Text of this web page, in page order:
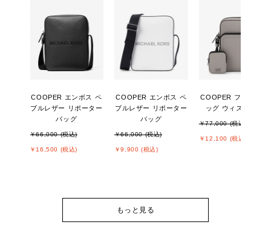
COOPER エンボス ペ
ブルレザー リポーター
バッグ
￥66,000 (税込)
￥16,500 (税込)
COOPER エンボス ペ
ブルレザー リポーター
バッグ
￥66,000 (税込)
￥9,900 (税込)
COOPER フライト バ
ッグ ウィズ ポーチ
￥77,000 (税込)
￥12,100 (税込)
もっと見る